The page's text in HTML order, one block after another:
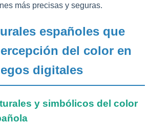
más precisas y seguras.
españoles que
del color en
digitales
y simbólicos del color